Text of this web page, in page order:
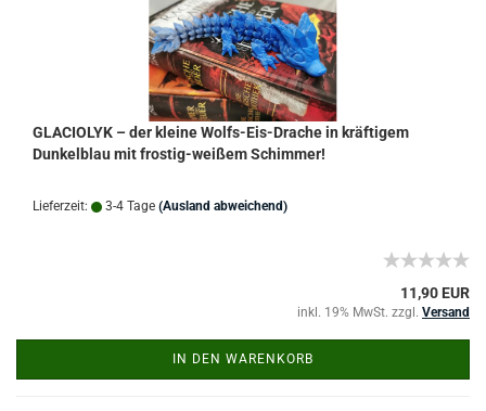
GLACIOLYK – der kleine Wolfs-Eis-Drache in kräftigem
Dunkelblau mit frostig-weißem Schimmer!
Lieferzeit: 3-4 Tage (Ausland abweichend)
11,90 EUR
inkl. 19% MwSt. zzgl. Versand
IN DEN WARENKORB